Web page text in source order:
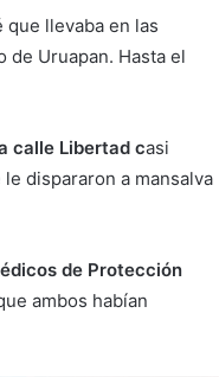
que llevaba en las
de Uruapan. Hasta el
calle Libertad casi
dispararon a mansalva
de Protección
ambos habían